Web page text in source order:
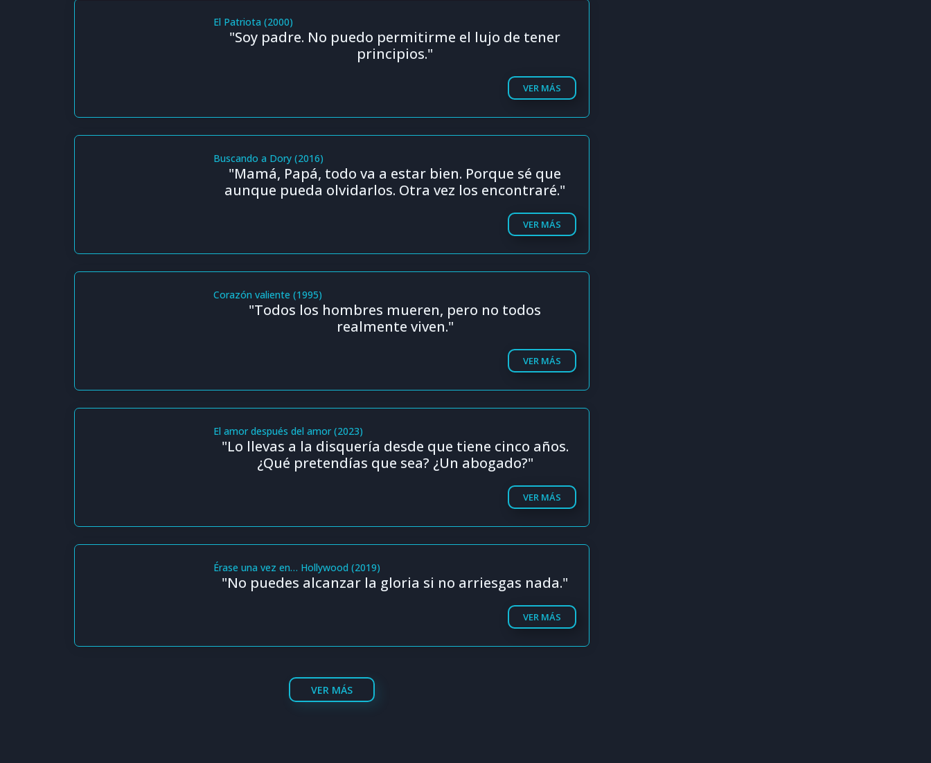
El Patriota (2000)
"Soy padre. No puedo permitirme el lujo de tener
principios."
VER MÁS
Buscando a Dory (2016)
"Mamá, Papá, todo va a estar bien. Porque sé que
aunque pueda olvidarlos. Otra vez los encontraré."
VER MÁS
Corazón valiente (1995)
"Todos los hombres mueren, pero no todos
realmente viven."
VER MÁS
El amor después del amor (2023)
"Lo llevas a la disquería desde que tiene cinco años.
¿Qué pretendías que sea? ¿Un abogado?"
VER MÁS
Érase una vez en… Hollywood (2019)
"No puedes alcanzar la gloria si no arriesgas nada."
VER MÁS
VER MÁS